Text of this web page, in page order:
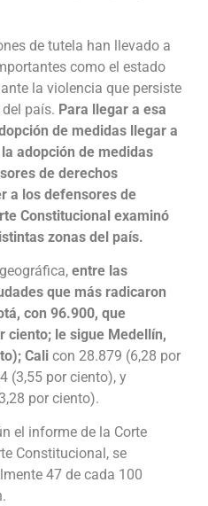
de tutela han llevado a
como el estado
la violencia que persiste
país. Para llegar a esa
de medidas llegar a
adopción de medidas
de derechos
a los defensores de
Constitucional examinó
zonas del país.
entre las
que más radicaron
con 96.900, que
ciento; le sigue Medellín,
Cali con 28.879 (6,28 por
(3,55 por ciento), y
por ciento).
el informe de la Corte
Constitucional, se
47 de cada 100